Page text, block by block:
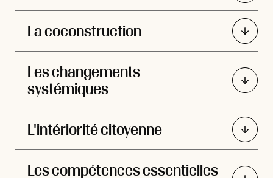
La coconstruction
Les changements
systémiques
L'intériorité citoyenne
Les compétences essentielles